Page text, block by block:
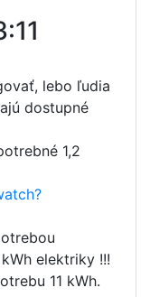
lebo ľudia
dostupné
1,2
elektriky !!!
11 kWh.